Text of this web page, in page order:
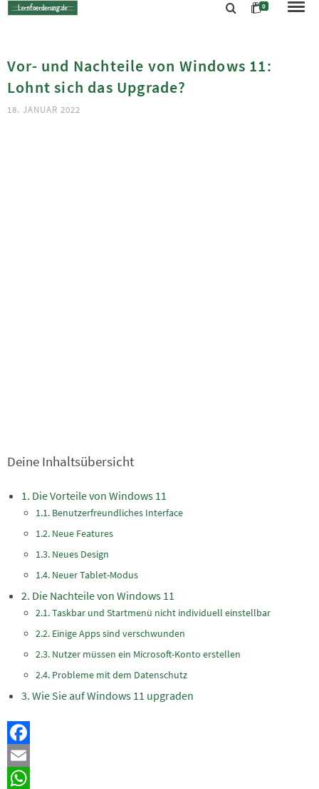
0
Vor- und Nachteile von Windows 11:
Lohnt sich das Upgrade?
18. JANUAR 2022
Deine Inhaltsübersicht
Die Vorteile von Windows 11
Benutzerfreundliches Interface
Neue Features
Neues Design
Neuer Tablet-Modus
Die Nachteile von Windows 11
Taskbar und Startmenü nicht individuell einstellbar
Einige Apps sind verschwunden
Nutzer müssen ein Microsoft-Konto erstellen
Probleme mit dem Datenschutz
Wie Sie auf Windows 11 upgraden
Facebook
Email